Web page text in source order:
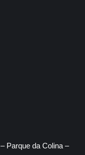
Parque da Colina –